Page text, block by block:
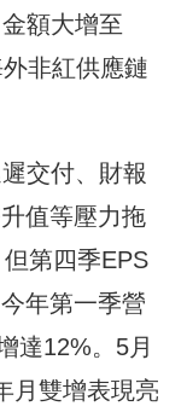
額大增至
非紅供應鏈
交付、財報
值等壓力拖
第四季EPS
年第一季營
達12%。5月
月雙增表現亮